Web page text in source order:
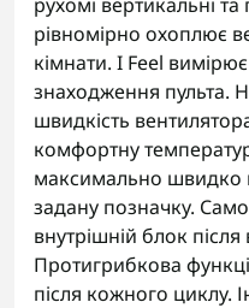
рівномірно охоплює
кімнати. I Feel
знаходження пульта.
швидкість
комфортну
максимально швидко
задану позначку.
внутрішній блок
Протигрибкова
після кожного циклу.